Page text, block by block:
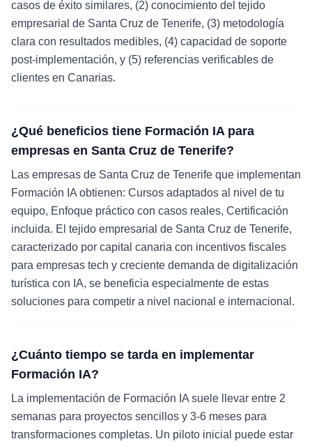
casos de éxito similares, (2) conocimiento del tejido
empresarial de Santa Cruz de Tenerife, (3) metodología
clara con resultados medibles, (4) capacidad de soporte
post-implementación, y (5) referencias verificables de
clientes en Canarias.
¿Qué beneficios tiene Formación IA para
empresas en Santa Cruz de Tenerife?
Las empresas de Santa Cruz de Tenerife que implementan
Formación IA obtienen: Cursos adaptados al nivel de tu
equipo, Enfoque práctico con casos reales, Certificación
incluida. El tejido empresarial de Santa Cruz de Tenerife,
caracterizado por capital canaria con incentivos fiscales
para empresas tech y creciente demanda de digitalización
turística con IA, se beneficia especialmente de estas
soluciones para competir a nivel nacional e internacional.
¿Cuánto tiempo se tarda en implementar
Formación IA?
La implementación de Formación IA suele llevar entre 2
semanas para proyectos sencillos y 3-6 meses para
transformaciones completas. Un piloto inicial puede estar